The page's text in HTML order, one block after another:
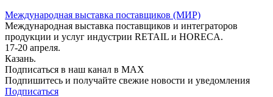
Международная выставка поставщиков (МИР)
Международная выставка поставщиков и интеграторов
продукции и услуг индустрии RETAIL и HORECA.
17-20 апреля.
Казань.
Подписаться в наш канал в MAX
Подпишитесь и получайте свежие новости и уведомления
Подписаться